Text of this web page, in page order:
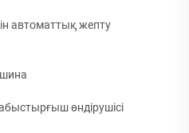
автоматтық жепту
өндірушісі